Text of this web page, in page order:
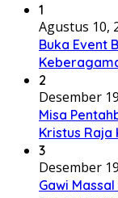
1
Agustus 10,
Buka Event
2
Desember
Misa
Kristus Raja
3
Desember
Gawi